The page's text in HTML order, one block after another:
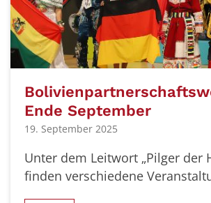
Ende September
19. September 2025
Unter dem Leitwort „Pilger der
finden verschiedene